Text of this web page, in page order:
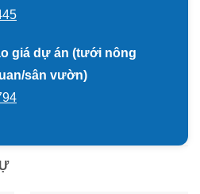
giá dự án (tưới nông
sân vườn)